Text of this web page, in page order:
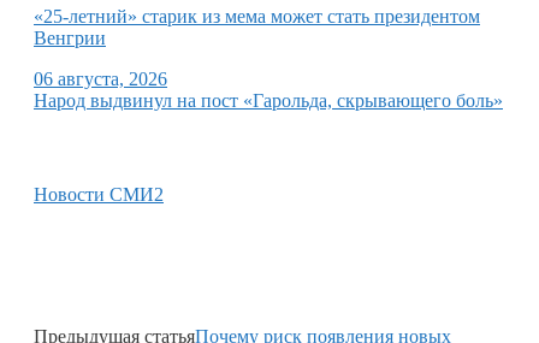
«25-летний» старик из мема может стать президентом
Венгрии
06 августа, 2026
Народ выдвинул на пост «Гарольда, скрывающего боль»
Новости СМИ2
Предыдущая статьяПочему риск появления новых